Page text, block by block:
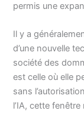
permis une
Il y a
d’une nouvelle
société des
est celle où elle
sans
l’IA, cette